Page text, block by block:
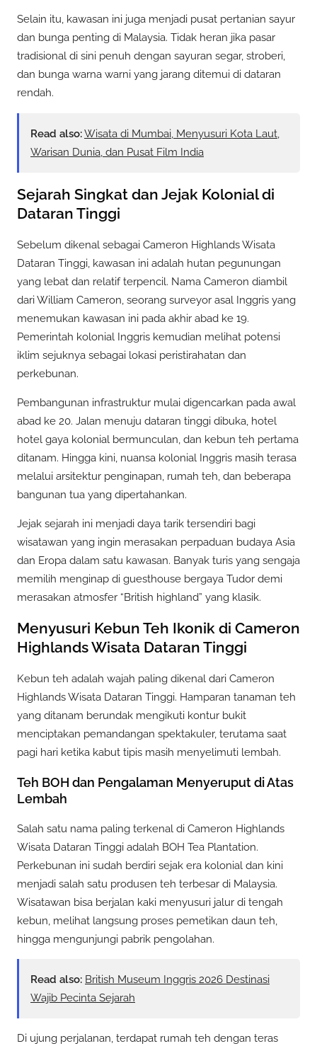
Selain itu, kawasan ini juga menjadi pusat pertanian sayur
dan bunga penting di Malaysia. Tidak heran jika pasar
tradisional di sini penuh dengan sayuran segar, stroberi,
dan bunga warna warni yang jarang ditemui di dataran
rendah.
Read also:Wisata di Mumbai, Menyusuri Kota Laut,
Warisan Dunia, dan Pusat Film India
Sejarah Singkat dan Jejak Kolonial di
Dataran Tinggi
Sebelum dikenal sebagai Cameron Highlands Wisata
Dataran Tinggi, kawasan ini adalah hutan pegunungan
yang lebat dan relatif terpencil. Nama Cameron diambil
dari William Cameron, seorang surveyor asal Inggris yang
menemukan kawasan ini pada akhir abad ke 19.
Pemerintah kolonial Inggris kemudian melihat potensi
iklim sejuknya sebagai lokasi peristirahatan dan
perkebunan.
Pembangunan infrastruktur mulai digencarkan pada awal
abad ke 20. Jalan menuju dataran tinggi dibuka, hotel
hotel gaya kolonial bermunculan, dan kebun teh pertama
ditanam. Hingga kini, nuansa kolonial Inggris masih terasa
melalui arsitektur penginapan, rumah teh, dan beberapa
bangunan tua yang dipertahankan.
Jejak sejarah ini menjadi daya tarik tersendiri bagi
wisatawan yang ingin merasakan perpaduan budaya Asia
dan Eropa dalam satu kawasan. Banyak turis yang sengaja
memilih menginap di guesthouse bergaya Tudor demi
merasakan atmosfer “British highland” yang klasik.
Menyusuri Kebun Teh Ikonik di Cameron
Highlands Wisata Dataran Tinggi
Kebun teh adalah wajah paling dikenal dari Cameron
Highlands Wisata Dataran Tinggi. Hamparan tanaman teh
yang ditanam berundak mengikuti kontur bukit
menciptakan pemandangan spektakuler, terutama saat
pagi hari ketika kabut tipis masih menyelimuti lembah.
Teh BOH dan Pengalaman Menyeruput di Atas
Lembah
Salah satu nama paling terkenal di Cameron Highlands
Wisata Dataran Tinggi adalah BOH Tea Plantation.
Perkebunan ini sudah berdiri sejak era kolonial dan kini
menjadi salah satu produsen teh terbesar di Malaysia.
Wisatawan bisa berjalan kaki menyusuri jalur di tengah
kebun, melihat langsung proses pemetikan daun teh,
hingga mengunjungi pabrik pengolahan.
Read also: British Museum Inggris 2026 Destinasi
Wajib Pecinta Sejarah
Di ujung perjalanan, terdapat rumah teh dengan teras